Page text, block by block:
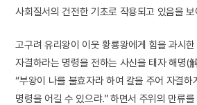
사회질서의 건전한 기초로 작용되고 있음을 보
고구려 유리왕이 이웃 황룡왕에게 힘을 과시
자결하라는 명령을 전하는 사신을 태자 해명(
“부왕이 나를 불효자라 하여 칼을 주어 자결하
명령을 어길 수 있으랴.” 하면서 주위의 만류